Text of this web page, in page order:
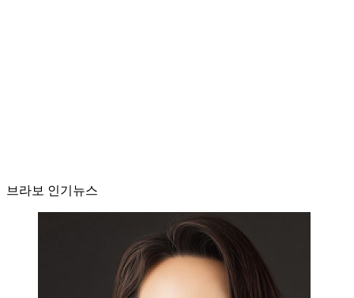
브라보 인기뉴스